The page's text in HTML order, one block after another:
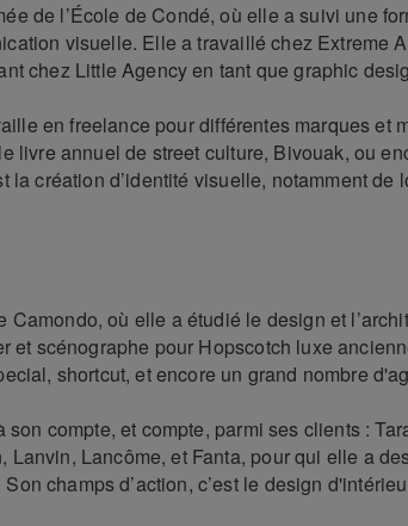
de l’École de Condé, où elle a suivi une
visuelle. Elle a travaillé chez Extreme
chez Little Agency en tant que graphic
en freelance pour différentes marques et
livre annuel de street culture, Bivouak, ou
la création d’identité visuelle, notamment
Camondo, où elle a étudié le design et
et scénographe pour Hopscotch luxe
shortcut, et encore un grand nombre
son compte, et compte, parmi ses clients :
Lanvin, Lancôme, et Fanta, pour qui elle a
champs d’action, c’est le design